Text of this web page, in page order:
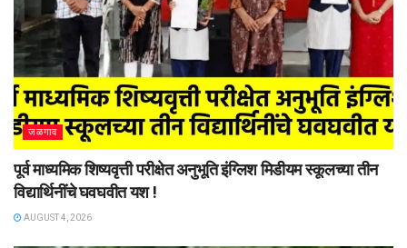
जळगाव
पूर्व माध्यमिक शिष्यवृत्ती परीक्षेत अनुभूति इंग्लिश मिडीयम स्कूलच्या तीन
विद्यार्थिनींचे घवघवीत यश !
AUGUST 4, 2026